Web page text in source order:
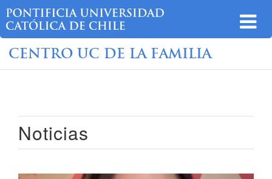
CENTRO UC DE LA FAMILIA
Noticias